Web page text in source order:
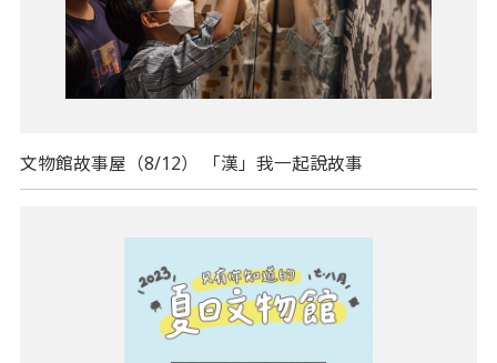
文物館故事屋（8/12） 「漢」我一起說故事